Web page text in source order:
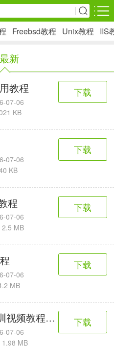
安卓游戏
通讯
应用
1万+款应用
理财
应用
6千+款应用
办公
应用
生活服务
儿
应用
趣味娱乐
Freebsd教程 Unix教程 IIS
新
教程
07-06
KB
下载
07-06
KB
下载
程
07-06
2.5 MB
下载
07-06
MB
下载
视频教程-61.XSS跨站
07-06
1.98 MB
下载